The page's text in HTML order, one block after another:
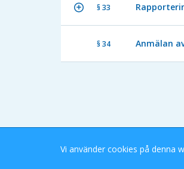
§ 33
§ 34 Anmälan
Stockholms Stad eDok Meetings
Vi använder cookies på denna